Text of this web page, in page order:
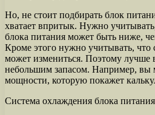
Но, не стоит подбирать блок
хватает впритык. Нужно
блока питания может быть ниже,
Кроме этого нужно учитывать, что
может измениться. Поэтому лучше
небольшим запасом. Например, вы
мощности, которую покажет
Система охлаждения блока